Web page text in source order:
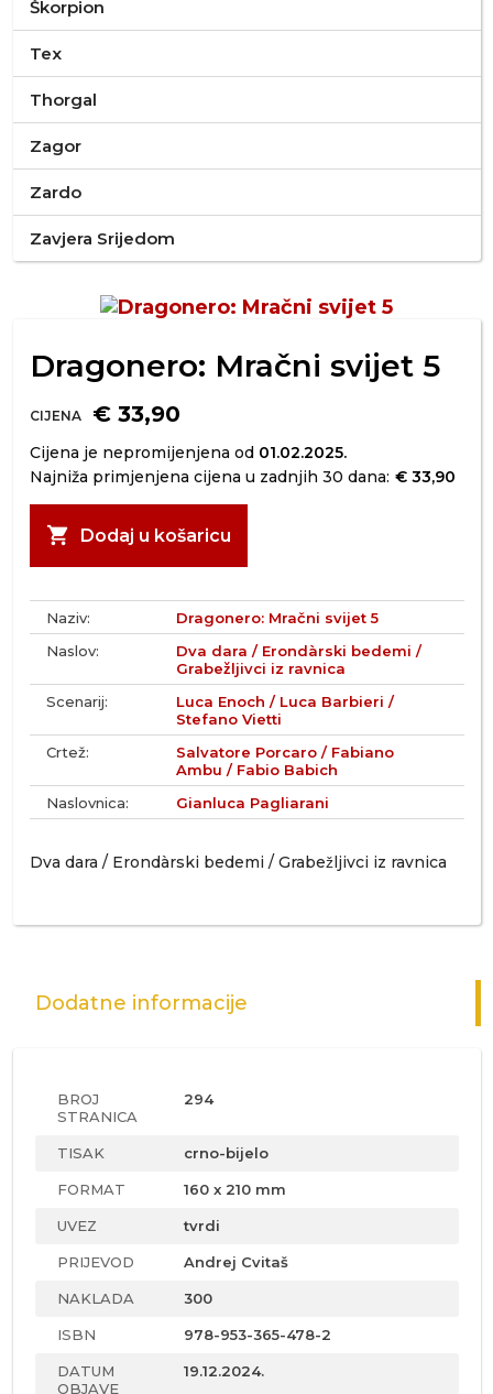
Škorpion
Tex
Thorgal
Zagor
Zardo
Zavjera Srijedom
Dragonero: Mračni svijet 5
CIJENA € 33,90
Cijena je nepromijenjena od 01.02.2025.
Najniža primjenjena cijena u zadnjih 30 dana: € 33,90
shopping_cart Dodaj u košaricu
Naziv:
Dragonero: Mračni svijet 5
Naslov:
Dva dara / Erondàrski bedemi /
Grabežljivci iz ravnica
Scenarij:
Luca Enoch / Luca Barbieri /
Stefano Vietti
Crtež:
Salvatore Porcaro / Fabiano
Ambu / Fabio Babich
Naslovnica:
Gianluca Pagliarani
Dva dara / Erondàrski bedemi / Grabežljivci iz ravnica
Dodatne informacije
BROJ
STRANICA
294
TISAK crno-bijelo
FORMAT 160 x 210 mm
UVEZ tvrdi
PRIJEVOD Andrej Cvitaš
NAKLADA 300
ISBN 978-953-365-478-2
DATUM
OBJAVE
19.12.2024.